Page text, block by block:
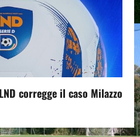
corregge il caso Milazzo